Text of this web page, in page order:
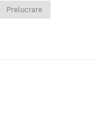
Prelucrare